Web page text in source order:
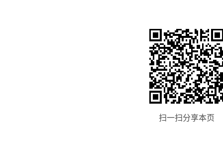
扫一扫分享本页